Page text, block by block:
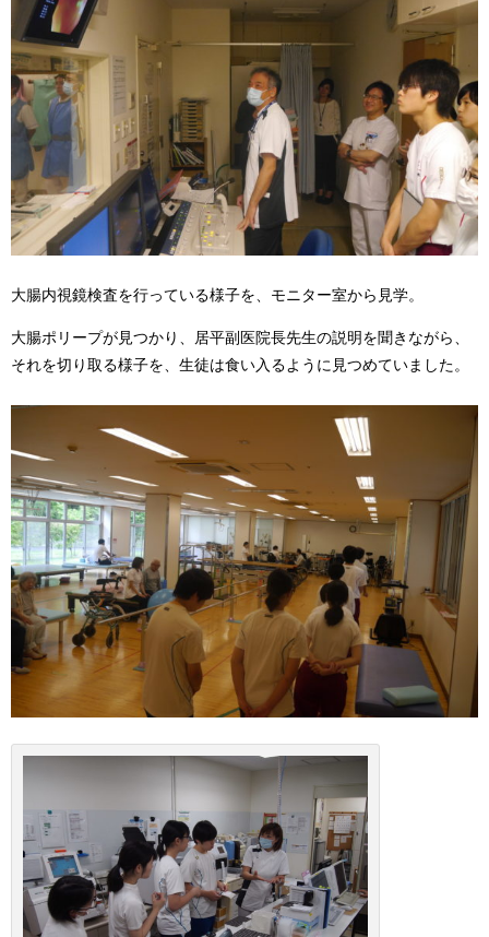
大腸内視鏡検査を行っている様子を、モニター室から見学。
大腸ポリープが見つかり、居平副医院長先生の説明を聞きながら、
それを切り取る様子を、生徒は食い入るように見つめていました。